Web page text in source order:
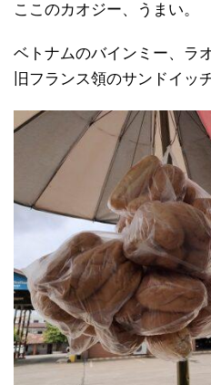
ここのカオジー、うまい。
ベトナムのバインミー、ラ
旧フランス領のサンドイッ